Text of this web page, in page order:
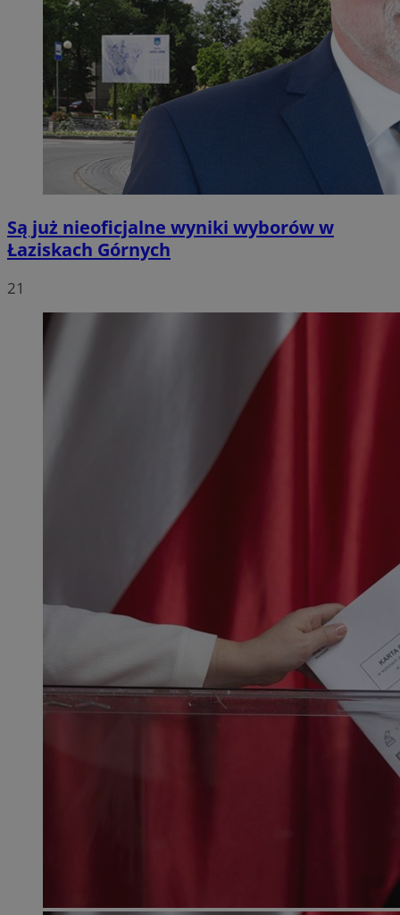
Są już nieoficjalne wyniki wyborów w
Łaziskach Górnych
21